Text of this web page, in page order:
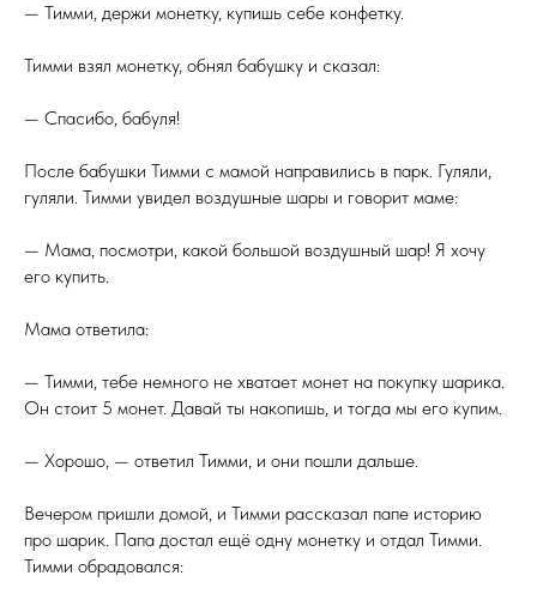
— Тимми, держи монетку, купишь себе конфетку.
Тимми взял монетку, обнял бабушку и сказал:
— Спасибо, бабуля!
После бабушки Тимми с мамой направились в парк. Гуляли,
гуляли. Тимми увидел воздушные шары и говорит маме:
— Мама, посмотри, какой большой воздушный шар! Я хочу
его купить.
Мама ответила:
— Тимми, тебе немного не хватает монет на покупку шарика.
Он стоит 5 монет. Давай ты накопишь, и тогда мы его купим.
— Хорошо, — ответил Тимми, и они пошли дальше.
Вечером пришли домой, и Тимми рассказал папе историю
про шарик. Папа достал ещё одну монетку и отдал Тимми.
Тимми обрадовался: